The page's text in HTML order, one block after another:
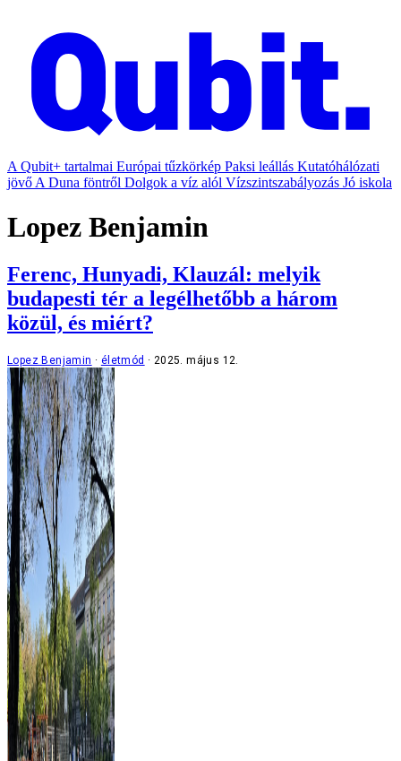
A Qubit+ tartalmai Európai tűzkörkép Paksi leállás Kutatóhálózati
jövő A Duna föntről Dolgok a víz alól Vízszintszabályozás Jó iskola
Lopez Benjamin
Ferenc, Hunyadi, Klauzál: melyik
budapesti tér a legélhetőbb a három
közül, és miért?
Lopez Benjamin életmód 2025. május 12.